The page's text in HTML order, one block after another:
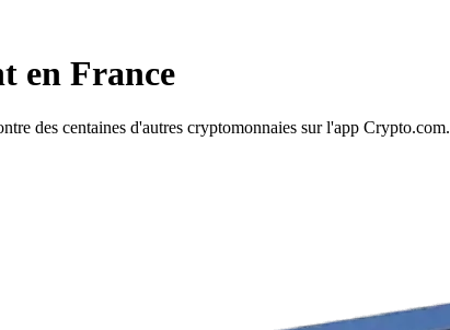
en France
des centaines d'autres cryptomonnaies sur l'app Crypto.com.